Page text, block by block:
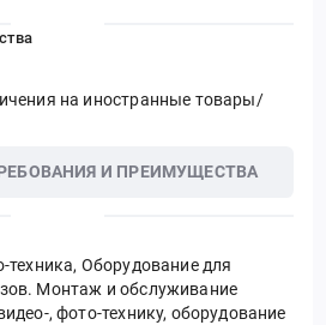
на иностранные товары/
И ПРЕИМУЩЕСТВА
техника, Оборудование для
Монтаж и обслуживание
, фото-технику, оборудование